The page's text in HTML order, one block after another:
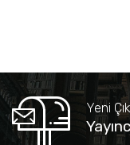
Yeni